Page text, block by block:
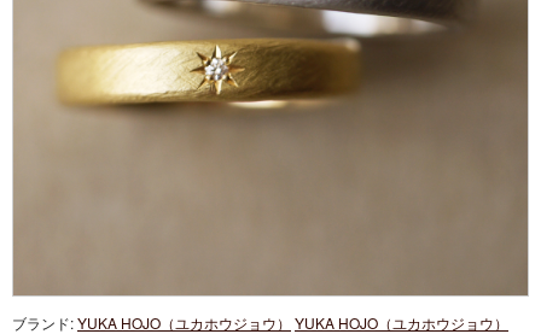
ブランド:YUKA HOJO（ユカホウジョウ） YUKA HOJO（ユカホウジョウ）